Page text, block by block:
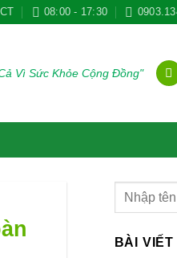
08:00 - 17:30
Vì Sức Khỏe Cộng Đồng"
BÀI VIẾT